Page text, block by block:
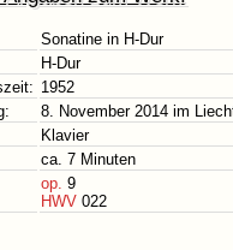
Sonatine in H-Dur
H-Dur
1952
8. November 2014 im
Klavier
ca. 7 Minuten
op. 9
HWV 022